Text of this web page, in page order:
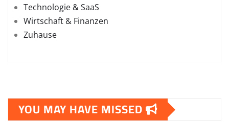
Technologie & SaaS
Wirtschaft & Finanzen
Zuhause
YOU MAY HAVE MISSED